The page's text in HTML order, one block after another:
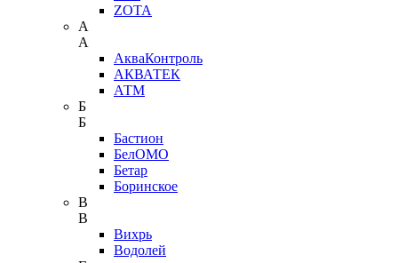
ZOTA
А
А
АкваКонтроль
АКВАТЕК
АТМ
Б
Б
Бастион
БелОМО
Бетар
Боринское
В
В
Вихрь
Водолей